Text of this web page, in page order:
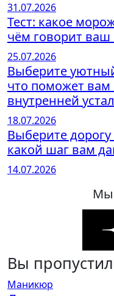
31.07.2026
Тест: какое
чём говорит ваш
25.07.2026
Выберите
что поможет вам
внутренней
18.07.2026
Выберите
какой шаг вам
14.07.2026
Мы
Вы
Маникюр